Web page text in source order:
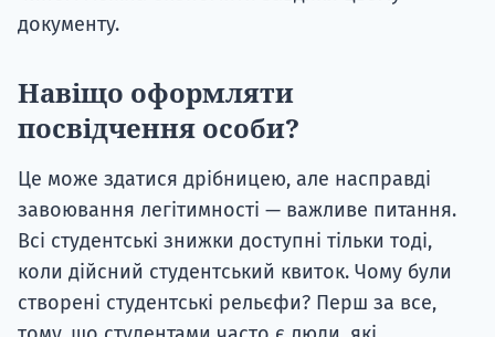
документу.
Навіщо оформляти
посвідчення особи?
Це може здатися дрібницею, але насправді
завоювання легітимності — важливе питання.
Всі студентські знижки доступні тільки тоді,
коли дійсний студентський квиток. Чому були
створені студентські рельєфи? Перш за все,